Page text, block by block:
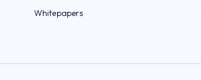
Whitepapers